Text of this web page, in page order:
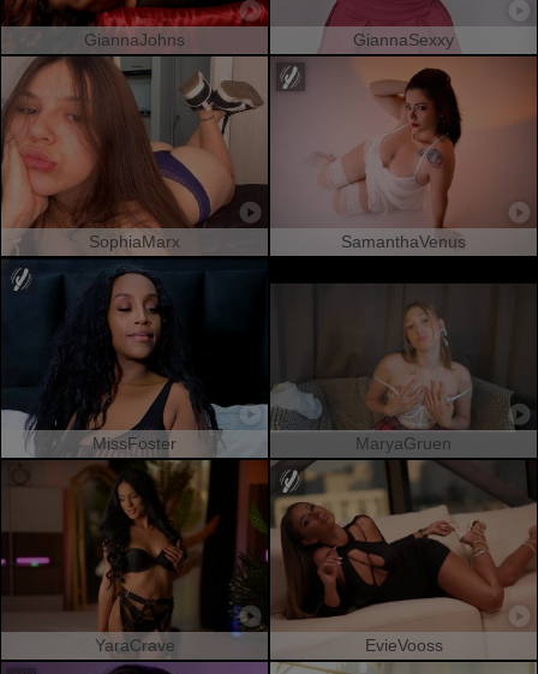
GiannaJohns GiannaSexxy
SophiaMarx SamanthaVenus
MissFoster MaryaGruen
YaraCrave EvieVooss